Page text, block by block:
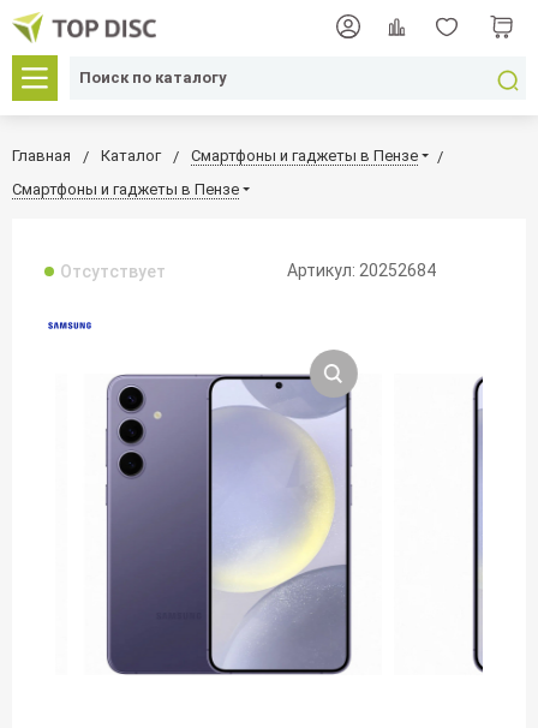
Главная Каталог
Смартфоны и гаджеты в Пензе
Смартфоны и гаджеты в Пензе
Отсутствует Артикул: 20252684